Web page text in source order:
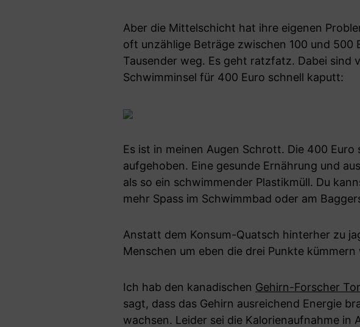
Aber die Mittelschicht hat ihre eigenen
oft unzählige Beträge zwischen 100 und 500
Tausender weg. Es geht ratzfatz. Dabei sind
Schwimminsel für 400 Euro schnell kaputt:
Es ist in meinen Augen Schrott. Die 400 Euro
aufgehoben. Eine gesunde Ernährung und
als so ein schwimmender Plastikmüll. Du
mehr Spass im Schwimmbad oder am
Anstatt dem Konsum-Quatsch hinterher zu
Menschen um eben die drei Punkte
Ich hab den kanadischen Gehirn-Forscher
sagt, dass das Gehirn ausreichend Energie
wachsen. Leider sei die Kalorienaufnahme in